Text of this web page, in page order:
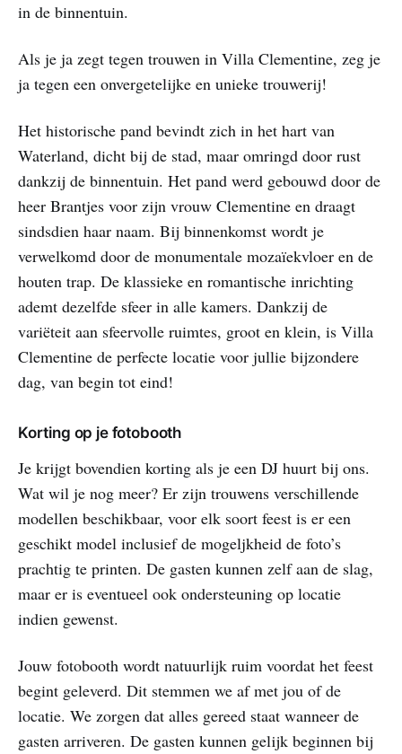
in de binnentuin.
Als je ja zegt tegen trouwen in Villa Clementine, zeg je
ja tegen een onvergetelijke en unieke trouwerij!
Het historische pand bevindt zich in het hart van
Waterland, dicht bij de stad, maar omringd door rust
dankzij de binnentuin. Het pand werd gebouwd door de
heer Brantjes voor zijn vrouw Clementine en draagt
sindsdien haar naam. Bij binnenkomst wordt je
verwelkomd door de monumentale mozaïekvloer en de
houten trap. De klassieke en romantische inrichting
ademt dezelfde sfeer in alle kamers. Dankzij de
variëteit aan sfeervolle ruimtes, groot en klein, is Villa
Clementine de perfecte locatie voor jullie bijzondere
dag, van begin tot eind!
Korting op je fotobooth
Je krijgt bovendien korting als je een DJ huurt bij ons.
Wat wil je nog meer? Er zijn trouwens verschillende
modellen beschikbaar, voor elk soort feest is er een
geschikt model inclusief de mogeljkheid de foto’s
prachtig te printen. De gasten kunnen zelf aan de slag,
maar er is eventueel ook ondersteuning op locatie
indien gewenst.
Jouw fotobooth wordt natuurlijk ruim voordat het feest
begint geleverd. Dit stemmen we af met jou of de
locatie. We zorgen dat alles gereed staat wanneer de
gasten arriveren. De gasten kunnen gelijk beginnen bij